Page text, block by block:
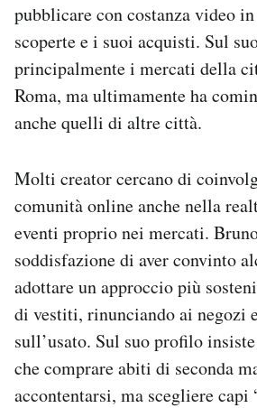
pubblicare con costanza video
scoperte e i suoi acquisti. Sul
principalmente i mercati della
Roma, ma ultimamente ha
anche quelli di altre città.
Molti creator cercano di
comunità online anche nella
eventi proprio nei mercati.
soddisfazione di aver convinto
adottare un approccio più
di vestiti, rinunciando ai negozi
sull’usato. Sul suo profilo
che comprare abiti di seconda
accontentarsi, ma scegliere capi